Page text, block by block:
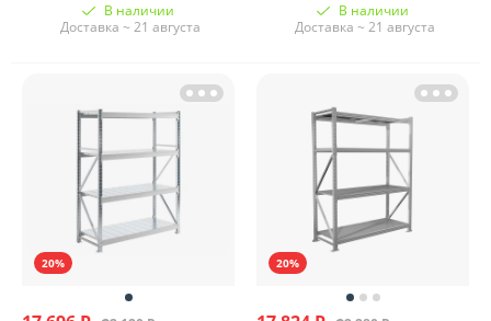
В наличии
Доставка ~ 21 августа
В наличии
Доставка ~ 21 августа
20% 20%